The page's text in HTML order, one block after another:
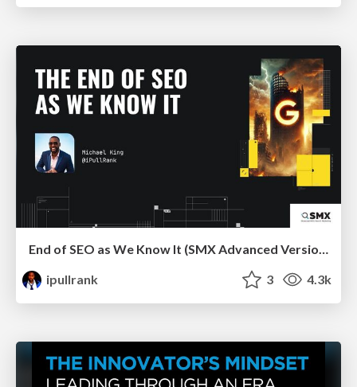
End of SEO as We Know It (SMX Advanced Version)
ipullrank
3 4.3k